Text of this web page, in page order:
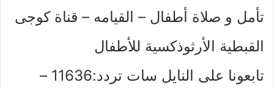
تأمل و صلاة أطفال – القيامه – قناة كوجى
القبطية الأرثوذكسية للأطفال
تابعونا على النايل سات تردد:11636 –